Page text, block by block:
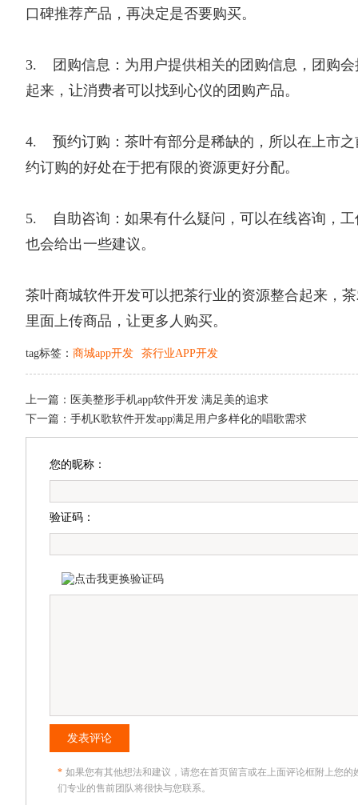
口碑推荐产品，再决定是否要购买。
3. 团购信息：为用户提供相关的团购信息，团购会
起来，让消费者可以找到心仪的团购产品。
4. 预约订购：茶叶有部分是稀缺的，所以在上市之
约订购的好处在于把有限的资源更好分配。
5. 自助咨询：如果有什么疑问，可以在线咨询，工
也会给出一些建议。
茶叶商城软件开发可以把茶行业的资源整合起来，
里面上传商品，让更多人购买。
tag标签： 商城app开发 茶行业APP开发
上一篇： 医美整形手机app软件开发 满足美的追求
下一篇： 手机K歌软件开发app满足用户多样化的唱歌需求
您的昵称：
验证码：
发表评论
* 如果您有其他想法和建议，请您在首页留言或在上面评论框附上您的
们专业的售前团队将很快与您联系。